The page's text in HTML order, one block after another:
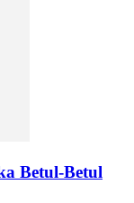
Betul-Betul